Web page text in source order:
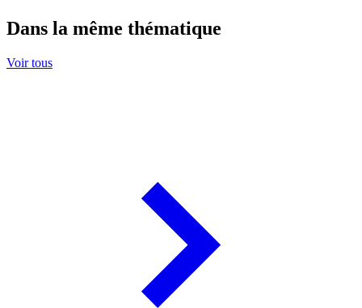
Dans la même thématique
Voir tous